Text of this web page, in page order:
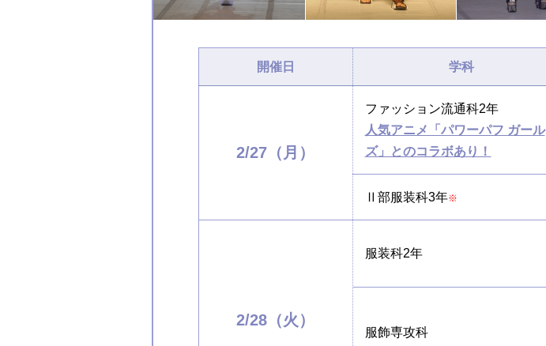
開催日 学科
2/27（月）
ファッション流通科2年
人気アニメ「パワーパフ ガール
ズ」とのコラボあり！
Ⅱ部服装科3年※
2/28（火）
服装科2年
服飾専攻科